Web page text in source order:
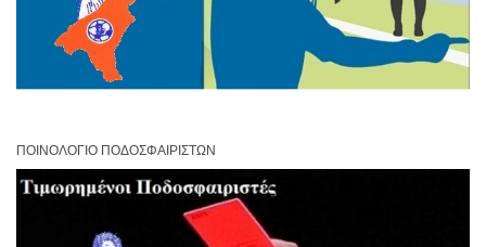
ΠΟΙΝΟΛΌΓΙΟ ΠΟΔΟΣΦΑΙΡΙΣΤΏΝ